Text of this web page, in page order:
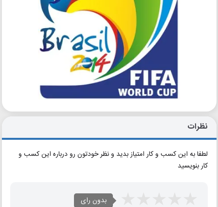
نظرات
لطفا به این کسب و کار امتیاز بدید و نظر خودتون رو درباره این کسب و
کار بنویسید
بدون رای